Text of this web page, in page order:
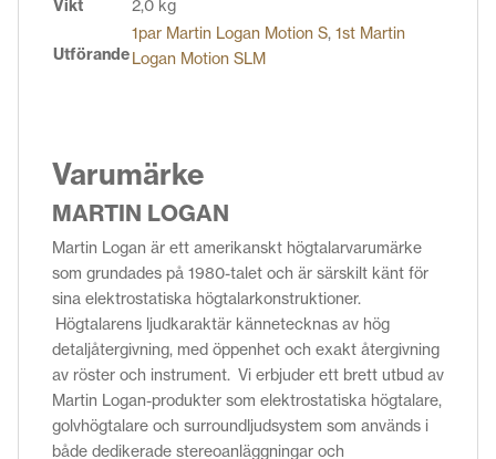
Vikt 2,0 kg
Utförande
1par Martin Logan Motion S, 1st Martin
Logan Motion SLM
Varumärke
MARTIN LOGAN
Martin Logan är ett amerikanskt högtalarvarumärke
som grundades på 1980-talet och är särskilt känt för
sina elektrostatiska högtalarkonstruktioner.
Högtalarens ljudkaraktär kännetecknas av hög
detaljåtergivning, med öppenhet och exakt återgivning
av röster och instrument. Vi erbjuder ett brett utbud av
Martin Logan-produkter som elektrostatiska högtalare,
golvhögtalare och surroundljudsystem som används i
både dedikerade stereoanläggningar och